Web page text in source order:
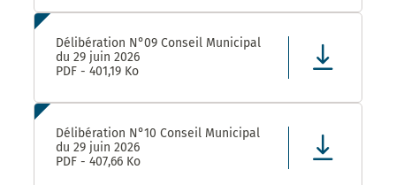
Délibération N°09 Conseil Municipal
du 29 juin 2026
PDF - 401,19 Ko
Délibération N°10 Conseil Municipal
du 29 juin 2026
PDF - 407,66 Ko